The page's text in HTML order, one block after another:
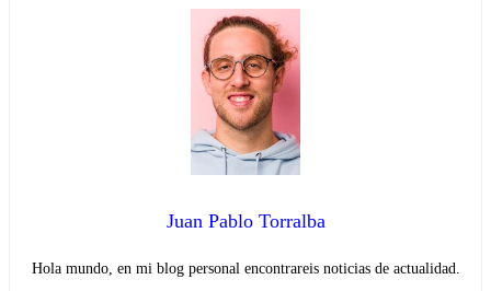
Juan Pablo Torralba
Hola mundo, en mi blog personal encontrareis noticias de actualidad.